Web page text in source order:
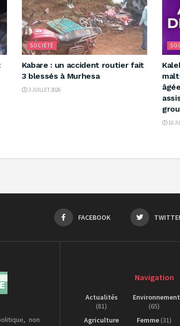
SOCIÉTÉ
‎Kabare : un accident routier fait
3 blessés à Murhesa ‎
3 JUILLET 2026
16
FACEBOOK
non
Navigation
Actualités
(81)
Agriculture
Environnement
(65)
Femme (31)